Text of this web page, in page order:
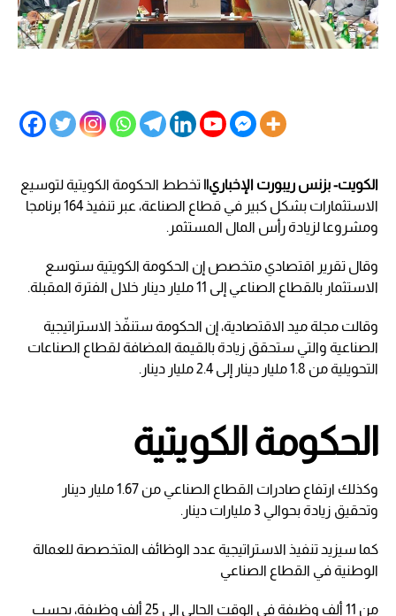
الكويت- بزنس ريبورت الإخباري|| تخطط الحكومة الكويتية لتوسيع
الاستثمارات بشكل كبير في قطاع الصناعة، عبر تنفيذ 164 برنامجا
ومشروعا لزيادة رأس المال المستثمر.
وقال تقرير اقتصادي متخصص إن الحكومة الكويتية ستوسع
الاستثمار بالقطاع الصناعي إلى 11 مليار دينار خلال الفترة المقبلة.
وقالت مجلة ميد الاقتصادية، إن الحكومة ستنفّذ الاستراتيجية
الصناعية والتي ستحقق زيادة بالقيمة المضافة لقطاع الصناعات
التحويلية من 1.8 مليار دينار إلى 2.4 مليار دينار.
الحكومة الكويتية
وكذلك ارتفاع صادرات القطاع الصناعي من 1.67 مليار دينار
وتحقيق زيادة بحوالي 3 مليارات دينار.
كما سيزيد تنفيذ الاستراتيجية عدد الوظائف المتخصصة للعمالة
الوطنية في القطاع الصناعي
من 11 ألف وظيفة في الوقت الحالي إلى 25 ألف وظيفة، بحسب